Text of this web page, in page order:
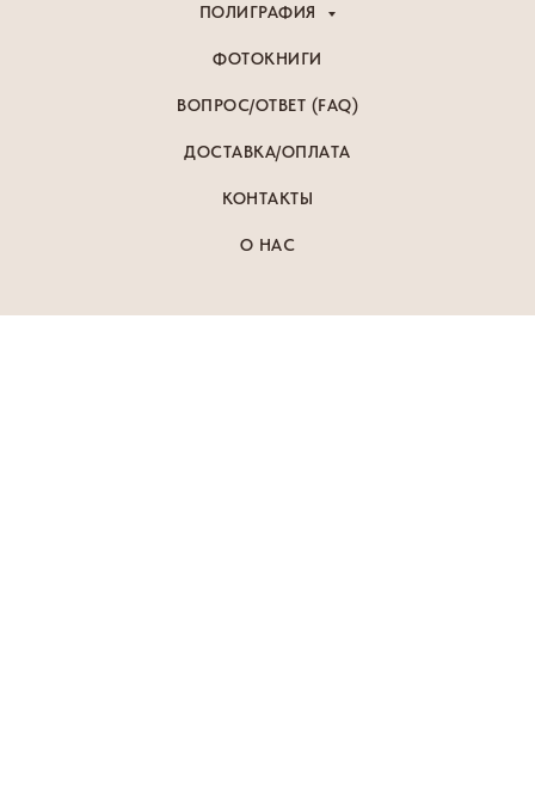
ПОЛИГРАФИЯ
ФОТОКНИГИ
ВОПРОС/ОТВЕТ (FAQ)
ДОСТАВКА/ОПЛАТА
КОНТАКТЫ
О НАС